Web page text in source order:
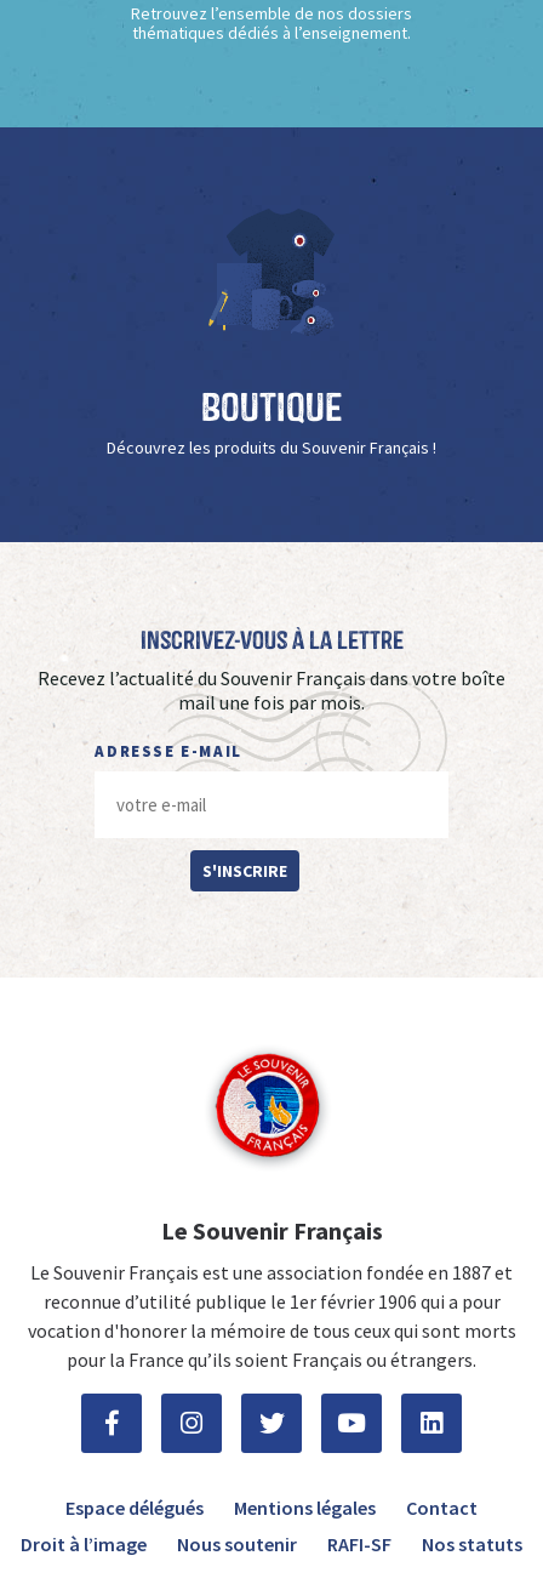
Retrouvez l’ensemble de nos dossiers
thématiques dédiés à l’enseignement.
Boutique
Découvrez les produits du Souvenir Français !
Inscrivez-vous à La Lettre
Recevez l’actualité du Souvenir Français dans votre boîte
mail une fois par mois.
ADRESSE E-MAIL
S'INSCRIRE
Le Souvenir Français
Le Souvenir Français est une association fondée en 1887 et
reconnue d’utilité publique le 1er février 1906 qui a pour
vocation d'honorer la mémoire de tous ceux qui sont morts
pour la France qu’ils soient Français ou étrangers.
Espace délégués Mentions légales
Contact
Droit à l’image
Nous soutenir RAFI-SF Nos statuts